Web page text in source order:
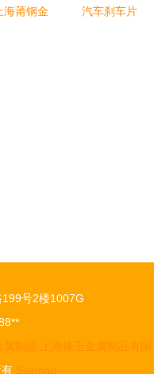
海莆钢金
汽车刹车片
号2楼1007G
属制品
上海臻玉金属制品有限
Sitemap